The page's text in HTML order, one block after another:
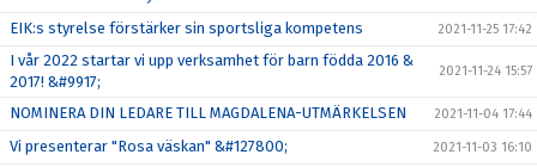
EIK:s styrelse förstärker sin sportsliga kompetens 2021-11-25 17:42
I vår 2022 startar vi upp verksamhet för barn födda 2016 &
2017! &#9917;
2021-11-24 15:57
NOMINERA DIN LEDARE TILL MAGDALENA-UTMÄRKELSEN 2021-11-04 17:44
Vi presenterar "Rosa väskan" &#127800; 2021-11-03 16:10